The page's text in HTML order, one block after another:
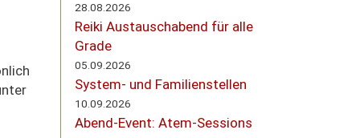
28.08.2026
Reiki Austauschabend für alle
Grade
05.09.2026
System- und Familienstellen
10.09.2026
Abend-Event: Atem-Sessions